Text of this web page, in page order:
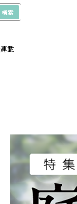
検索
連載